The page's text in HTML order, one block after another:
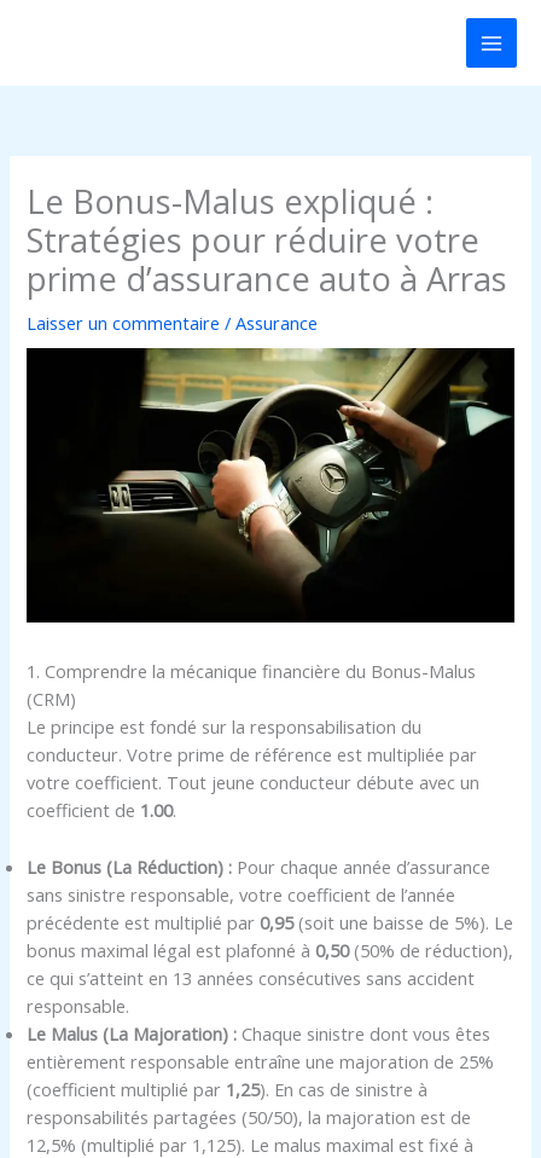
Le Bonus-Malus expliqué :
Stratégies pour réduire votre
prime d’assurance auto à Arras
Laisser un commentaire /Assurance
1. Comprendre la mécanique financière du Bonus-Malus
(CRM)
Le principe est fondé sur la responsabilisation du
conducteur. Votre prime de référence est multipliée par
votre coefficient. Tout jeune conducteur débute avec un
coefficient de 1.00.
Le Bonus (La Réduction) : Pour chaque année d’assurance
sans sinistre responsable, votre coefficient de l’année
précédente est multiplié par 0,95(soit une baisse de 5%). Le
bonus maximal légal est plafonné à 0,50(50% de réduction),
ce qui s’atteint en 13 années consécutives sans accident
responsable.
Le Malus (La Majoration) : Chaque sinistre dont vous êtes
entièrement responsable entraîne une majoration de 25%
(coefficient multiplié par 1,25). En cas de sinistre à
responsabilités partagées (50/50), la majoration est de
12,5% (multiplié par 1,125). Le malus maximal est fixé à